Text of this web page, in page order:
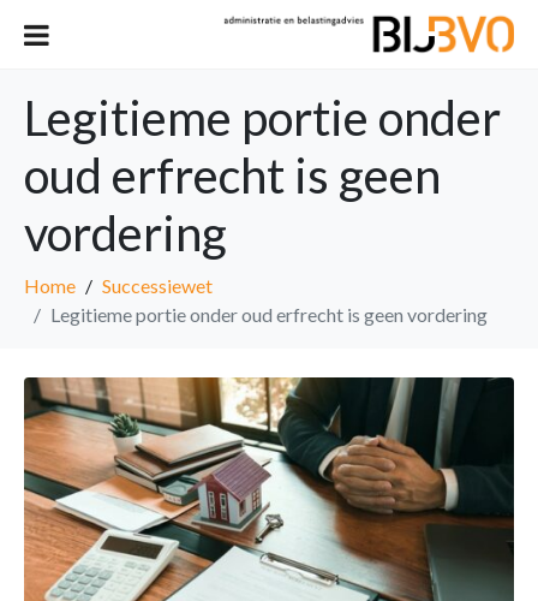
Legitieme portie onder
oud erfrecht is geen
vordering
Home
Successiewet
Legitieme portie onder oud erfrecht is geen vordering